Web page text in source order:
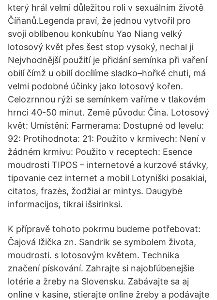
který hrál velmi důležitou roli v sexuálním životě
Číňanů.Legenda praví, že jednou vytvořil pro
svoji oblíbenou konkubínu Yao Niang velký
lotosový květ přes šest stop vysoký, nechal ji
Nejvhodnější použití je přidání semínka při vaření
obilí čímž u obilí docílíme sladko–hořké chuti, má
velmi podobné účinky jako lotosový kořen.
Celozrnnou rýži se semínkem vaříme v tlakovém
hrnci 40-50 minut. Země původu: Čína. Lotosový
květ: Umístění: Farmerama: Dostupné od levelu:
92: Protihodnota: 21: Použito v krmivech: Není v
žádném krmivu: Použito v receptech: Esence
moudrosti TIPOS – internetové a kurzové stávky,
tipovanie cez internet a mobil Lotyniški posakiai,
citatos, frazės, žodžiai ar mintys. Daugybė
informacijos, tikrai išsirinksi.
K přípravě tohoto pokrmu budeme potřebovat:
Čajová lžička zn. Sandrik se symbolem života,
moudrosti. s lotosovým květem. Technika
značení pískování. Zahrajte si najobľúbenejšie
lotérie a žreby na Slovensku. Zabávajte sa aj
online v kasíne, stierajte online žreby a podávajte